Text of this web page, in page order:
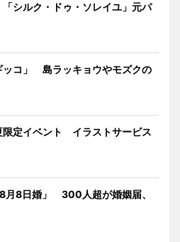
シルク・ドゥ・ソレイユ」元パ
ッコ」 島ラッキョウやモズクの
限定イベント イラストサービス
月8日婚」 300人超が婚姻届、